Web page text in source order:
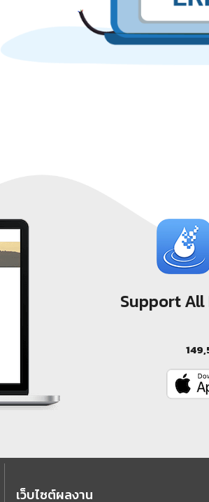
Support
เว็บไซต์ผลงาน